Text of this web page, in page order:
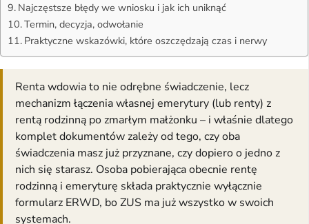
Najczęstsze błędy we wniosku i jak ich uniknąć
Termin, decyzja, odwołanie
Praktyczne wskazówki, które oszczędzają czas i nerwy
Renta wdowia to nie odrębne świadczenie, lecz
mechanizm łączenia własnej emerytury (lub renty) z
rentą rodzinną po zmarłym małżonku – i właśnie dlatego
komplet dokumentów zależy od tego, czy oba
świadczenia masz już przyznane, czy dopiero o jedno z
nich się starasz. Osoba pobierająca obecnie rentę
rodzinną i emeryturę składa praktycznie wyłącznie
formularz ERWD, bo ZUS ma już wszystko w swoich
systemach.